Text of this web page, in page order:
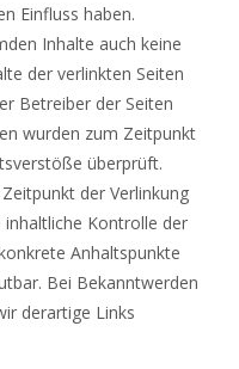
Einfluss haben.
Inhalte auch keine
der verlinkten Seiten
Betreiber der Seiten
wurden zum Zeitpunkt
überprüft.
der Verlinkung
Kontrolle der
Anhaltspunkte
Bei Bekanntwerden
derartige Links